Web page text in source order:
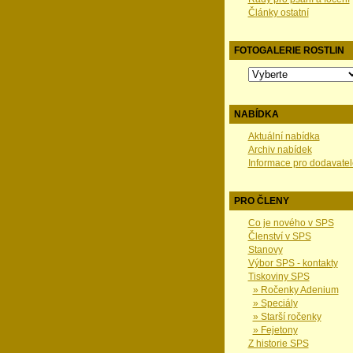
Články ostatní
FOTOGALERIE ROSTLIN
NABÍDKA
Aktuální nabídka
Archiv nabídek
Informace pro
PRO ČLENY
Co je nového v SPS
Členství v SPS
Stanovy
Výbor SPS - kontakty
Tiskoviny SPS
» Ročenky Adenium
» Speciály
» Starší ročenky
» Fejetony
Z historie SPS